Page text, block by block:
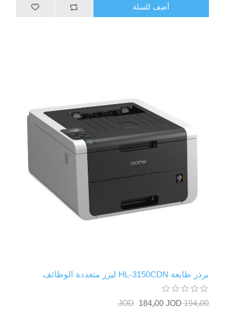
أضف للسلة
برذر طابعة HL-3150CDN ليزر متعددة الوظائف
194٫00 JOD 184٫00 JOD